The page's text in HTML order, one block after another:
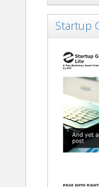
Startup